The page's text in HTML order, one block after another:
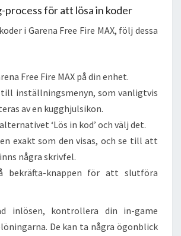
för att lösa in koder
i Garena Free Fire MAX, följ dessa
Free Fire MAX på din enhet.
till inställningsmenyn, som vanligtvis
av en kugghjulsikon.
‘Lös in kod’ och välj det.
exakt som den visas, och se till att
några skrivfel.
bekräfta-knappen för att slutföra
inlösen, kontrollera din in-game
De kan ta några ögonblick